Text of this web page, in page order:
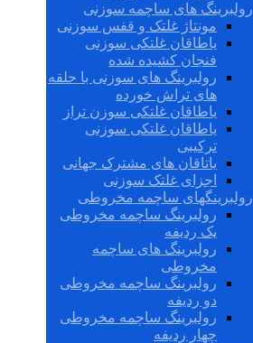
رولبرینگ های ساچمه سوزنی
مونتاژ غلتک و قفس سوزنی
یاطاقان غلتکی سوزنی
فنجان کشیده شده
رولبرینگ های سوزنی با حلقه
های تراش خورده
یاطاقان غلتکی سوزن تراز
یاطاقان غلتکی سوزنی
ترکیبی
یاتاقان های مشترک جهانی
اجزای غلتک سوزنی
رولبرینگهای ساچمه مخروطی
رولبرینگ ساچمه مخروطی
یک ردیفه
رولبرینگ های ساچمه
مخروطی
رولبرینگ ساچمه مخروطی
دو ردیفه
رولبرینگ ساچمه مخروطی
چهار ردیفه